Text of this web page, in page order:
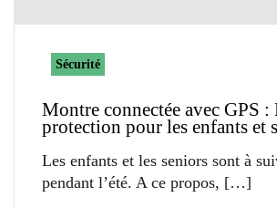
Sécurité
Montre connectée avec GPS :
protection pour les enfants et
Les enfants et les seniors sont à
pendant l’été. A ce propos,